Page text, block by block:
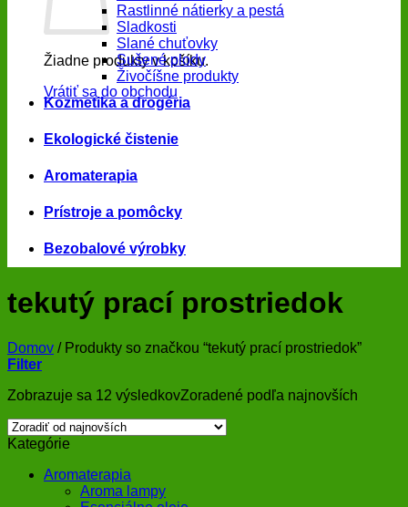
Žiadne produkty v košíku.
Vrátiť sa do obchodu
Rastlinné nátierky a pestá
Sladkosti
Slané chuťovky
Sušené plody
Živočíšne produkty
Kozmetika a drogéria
Ekologické čistenie
Aromaterapia
Prístroje a pomôcky
Bezobalové výrobky
tekutý prací prostriedok
Domov /Produkty so značkou “tekutý prací prostriedok”
Filter
Zobrazuje sa 12 výsledkovZoradené podľa najnovších
Kategórie
Aromaterapia
Aroma lampy